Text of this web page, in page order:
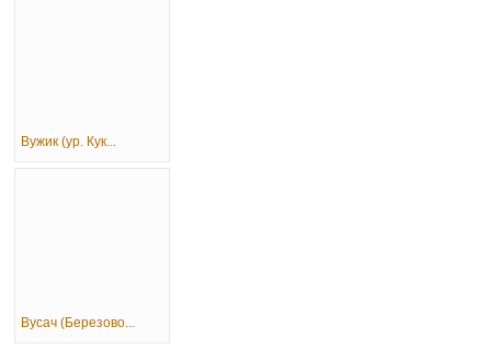
Вужик (ур. Кук...
Вусач (Березово...